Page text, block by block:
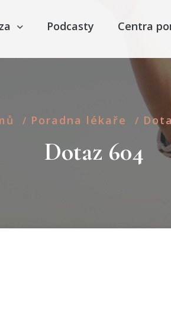
Podcasty Centra
/ Poradna lékaře /
Dotaz 604